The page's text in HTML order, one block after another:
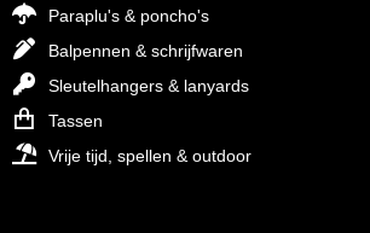
Paraplu's & poncho's
Balpennen & schrijfwaren
Sleutelhangers & lanyards
Tassen
Vrije tijd, spellen & outdoor